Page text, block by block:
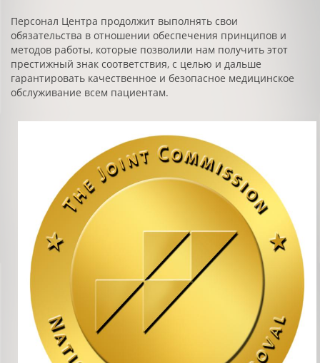
Персонал Центра продолжит выполнять свои
обязательства в отношении обеспечения принципов и
методов работы, которые позволили нам получить этот
престижный знак соответствия, с целью и дальше
гарантировать качественное и безопасное медицинское
обслуживание всем пациентам.